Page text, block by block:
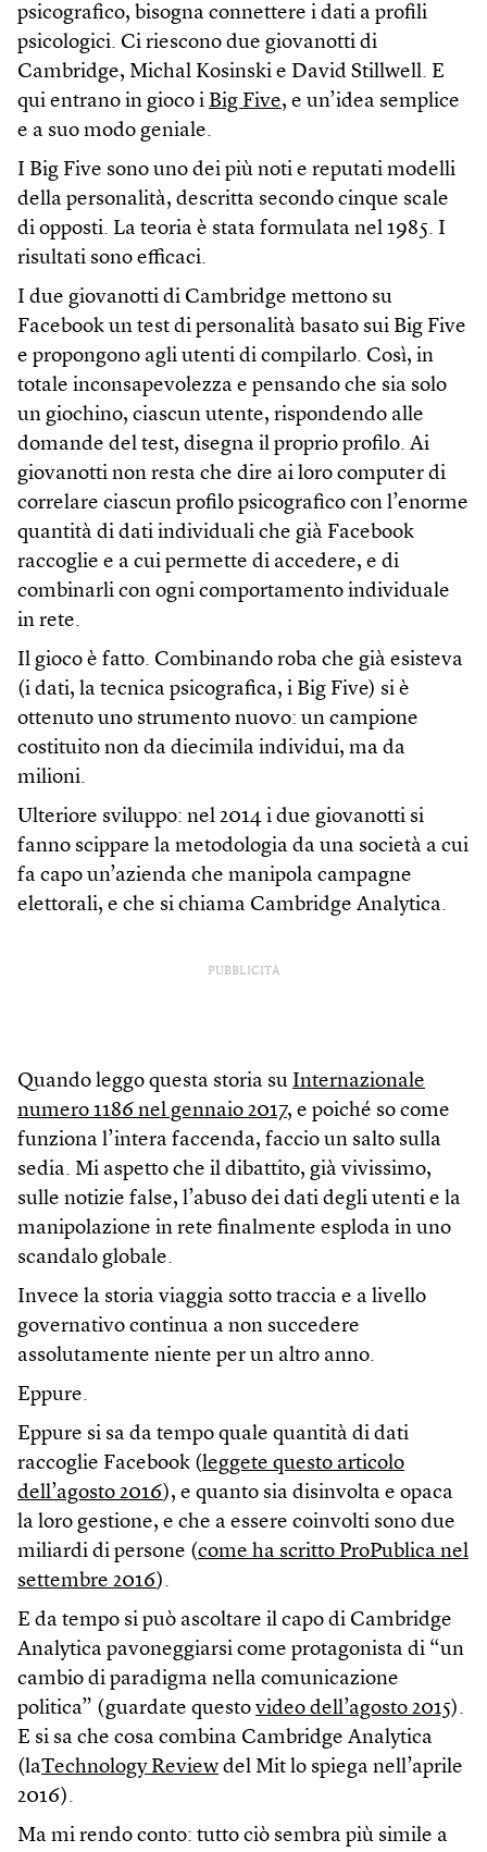
psicografico, bisogna connettere i dati a profili
psicologici. Ci riescono due giovanotti di
Cambridge, Michal Kosinski e David Stillwell. E
qui entrano in gioco i Big Five, e un’idea semplice
e a suo modo geniale.
I Big Five sono uno dei più noti e reputati modelli
della personalità, descritta secondo cinque scale
di opposti. La teoria è stata formulata nel 1985. I
risultati sono efficaci.
I due giovanotti di Cambridge mettono su
Facebook un test di personalità basato sui Big Five
e propongono agli utenti di compilarlo. Così, in
totale inconsapevolezza e pensando che sia solo
un giochino, ciascun utente, rispondendo alle
domande del test, disegna il proprio profilo. Ai
giovanotti non resta che dire ai loro computer di
correlare ciascun profilo psicografico con l’enorme
quantità di dati individuali che già Facebook
raccoglie e a cui permette di accedere, e di
combinarli con ogni comportamento individuale
in rete.
Il gioco è fatto. Combinando roba che già esisteva
(i dati, la tecnica psicografica, i Big Five) si è
ottenuto uno strumento nuovo: un campione
costituito non da diecimila individui, ma da
milioni.
Ulteriore sviluppo: nel 2014 i due giovanotti si
fanno scippare la metodologia da una società a cui
fa capo un’azienda che manipola campagne
elettorali, e che si chiama Cambridge Analytica.
PUBBLICITÀ
Quando leggo questa storia su Internazionale
numero 1186 nel gennaio 2017, e poiché so come
funziona l’intera faccenda, faccio un salto sulla
sedia. Mi aspetto che il dibattito, già vivissimo,
sulle notizie false, l’abuso dei dati degli utenti e la
manipolazione in rete finalmente esploda in uno
scandalo globale.
Invece la storia viaggia sotto traccia e a livello
governativo continua a non succedere
assolutamente niente per un altro anno.
Eppure.
Eppure si sa da tempo quale quantità di dati
raccoglie Facebook (leggete questo articolo
dell’agosto 2016), e quanto sia disinvolta e opaca
la loro gestione, e che a essere coinvolti sono due
miliardi di persone (come ha scritto ProPublica nel
settembre 2016).
E da tempo si può ascoltare il capo di Cambridge
Analytica pavoneggiarsi come protagonista di “un
cambio di paradigma nella comunicazione
politica” (guardate questo video dell’agosto 2015).
E si sa che cosa combina Cambridge Analytica
(laTechnology Review del Mit lo spiega nell’aprile
2016).
Ma mi rendo conto: tutto ciò sembra più simile a